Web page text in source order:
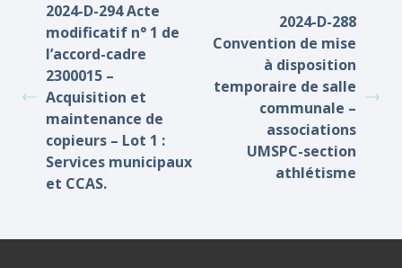
2024-D-294 Acte
modificatif n° 1 de
l’accord-cadre
2300015 –
Acquisition et
maintenance de
copieurs – Lot 1 :
Services municipaux
et CCAS.
2024-D-288
Convention de mise
à disposition
temporaire de salle
communale –
associations
UMSPC-section
athlétisme